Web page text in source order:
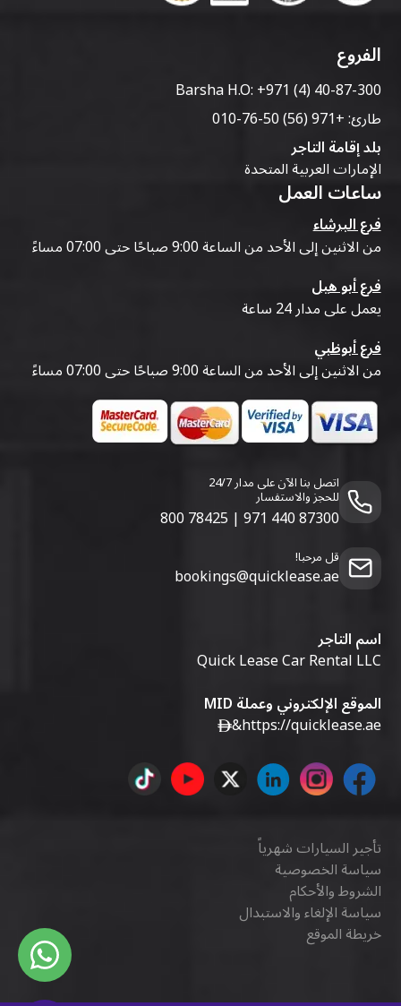
الفروع
Barsha H.O:+971 (4) 40-87-300
طارئ:+971 (56) 50-76-010
بلد إقامة التاجر
الإمارات العربية المتحدة
ساعات العمل
فرع البرشاء
من الاثنين إلى الأحد من الساعة 9:00 صباحًا حتى 07:00 مساءً
فرع أبو هيل
يعمل على مدار 24 ساعة
فرع أبوظبي
من الاثنين إلى الأحد من الساعة 9:00 صباحًا حتى 07:00 مساءً
اتصل بنا الآن على مدار 24/7
للحجز والاستفسار
800 78425 | 971 440 87300
قل مرحبا!
bookings@quicklease.ae
اسم التاجر
Quick Lease Car Rental LLC
الموقع الإلكتروني وعملة MID
https://quicklease.ae
&
تأجير السيارات شهرياً
سياسة الخصوصية
الشروط والأحكام
سياسة الإلغاء والاستبدال
خريطة الموقع